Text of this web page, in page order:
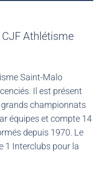
CJF Athlétisme
Saint-Malo
Il est présent
championnats
équipes et compte 14
depuis 1970. Le
1 Interclubs pour la